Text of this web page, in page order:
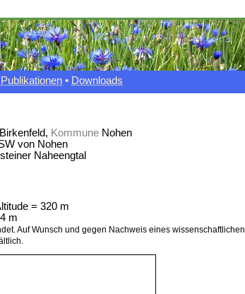
Publikationen • Downloads
Birkenfeld, Kommune Nohen
von Nohen
Naheengtal
= 320 m
m
Auf Wunsch und gegen Nachweis eines wissenschaftlichen